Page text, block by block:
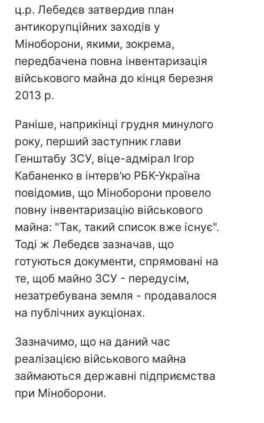
ц.р. Лебедєв затвердив план
антикорупційних заходів у
Міноборони, якими, зокрема,
передбачена повна інвентаризація
військового майна до кінця березня
2013 р.
Раніше, наприкінці грудня минулого
року, перший заступник глави
Генштабу ЗСУ, віце-адмірал Ігор
Кабаненко в інтерв'ю РБК-Україна
повідомив, що Міноборони провело
повну інвентаризацію військового
майна: "Так, такий список вже існує".
Тоді ж Лебедєв зазначав, що
готуються документи, спрямовані на
те, щоб майно ЗСУ - передусім,
незатребувана земля - ​​продавалося
на публічних аукціонах.
Зазначимо, що на даний час
реалізацією військового майна
займаються державні підприємства
при Міноборони.